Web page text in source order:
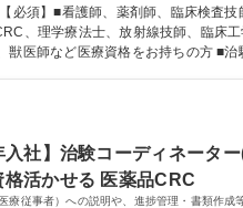
度の高い仕事です。 ■治験協力者（患者さ
説明 ■患者さまのスケジュール調整・
■診察/検査への同席 ■医療従事者・依
ライベートと仕事の両立もしやすい環
【岩手】治験コーディネー
/土日祝休/医療資格を活かす
必須】■看護師、薬剤師、臨床検査技
、理学療法士、放射線技師、臨床
獣医師など医療資格をお持ちの方 ■治
どを活かしてご活躍頂けます。 【研修
受講後に導入研修を5日間受けてい
ります。OJT期間は平均約3ヶ月です
くためそれ以上になる方もいます。 学歴・資
短大 専修学校 語学力： 資格：看護
入社】治験コーディネータ
活かせる 医薬品CRC
療従事者）への説明や、進捗管理・書類作成